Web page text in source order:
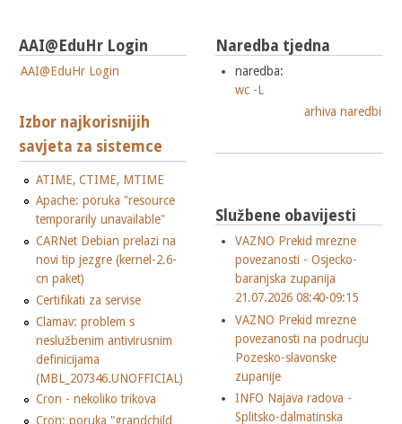
AAI@EduHr Login
AAI@EduHr Login
Izbor najkorisnijih
savjeta za sistemce
ATIME, CTIME, MTIME
Apache: poruka "resource
temporarily unavailable"
CARNet Debian prelazi na
novi tip jezgre (kernel-2.6-
cn paket)
Certifikati za servise
Clamav: problem s
neslužbenim antivirusnim
definicijama
(MBL_207346.UNOFFICIAL)
Cron - nekoliko trikova
Cron: poruka "grandchild
Naredba tjedna
naredba:
wc -L
arhiva naredbi
Službene obavijesti
VAZNO Prekid mrezne
povezanosti - Osjecko-
baranjska zupanija
21.07.2026 08:40-09:15
VAZNO Prekid mrezne
povezanosti na podrucju
Pozesko-slavonske
zupanije
INFO Najava radova -
Splitsko-dalmatinska